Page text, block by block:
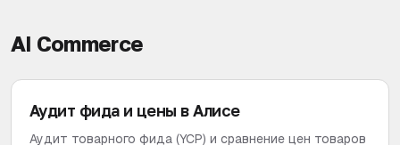
AI Commerce
Аудит фида и цены в Алисе
Аудит товарного фида (YCP) и сравнение цен товаров